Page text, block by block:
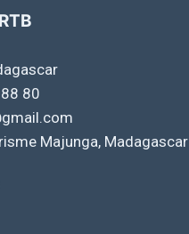
80
Majunga, Madagascar